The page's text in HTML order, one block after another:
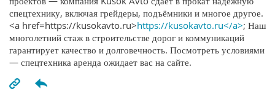
спецтехнику, включая грейдеры, подъёмники и многое другое.
<a href=https://kusokavto.ru>https://kusokavto.ru</a>; Наш
многолетний стаж в строительстве дорог и коммуникаций
гарантирует качество и долговечность. Посмотреть условиями
— спецтехника аренда ожидает вас на сайте.